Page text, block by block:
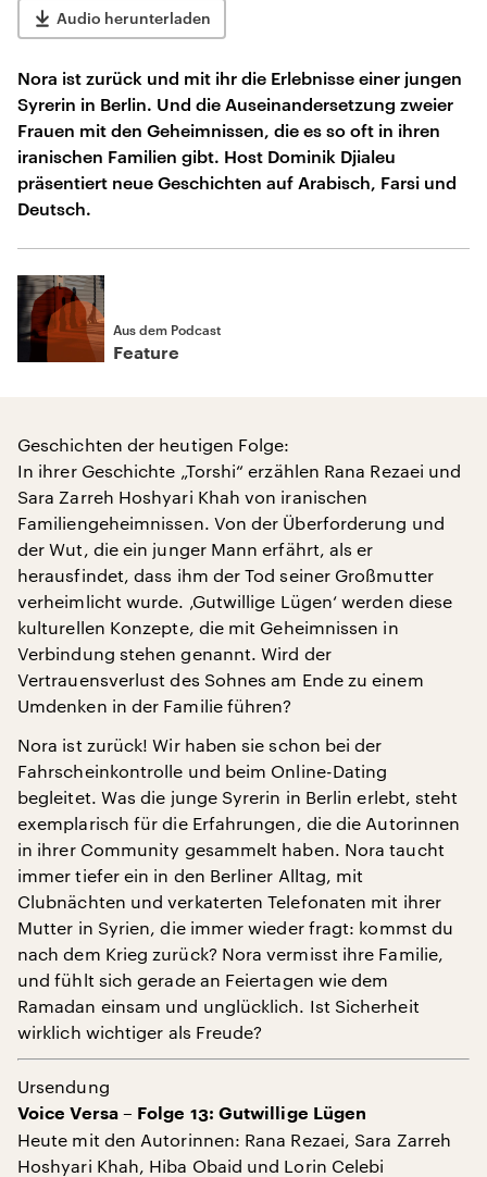
Audio herunterladen
Nora ist zurück und mit ihr die Erlebnisse einer jungen
Syrerin in Berlin. Und die Auseinandersetzung zweier
Frauen mit den Geheimnissen, die es so oft in ihren
iranischen Familien gibt. Host Dominik Djialeu
präsentiert neue Geschichten auf Arabisch, Farsi und
Deutsch.
Aus dem Podcast
Feature
Geschichten der heutigen Folge:
In ihrer Geschichte „Torshi“ erzählen Rana Rezaei und
Sara Zarreh Hoshyari Khah von iranischen
Familiengeheimnissen. Von der Überforderung und
der Wut, die ein junger Mann erfährt, als er
herausfindet, dass ihm der Tod seiner Großmutter
verheimlicht wurde. ‚Gutwillige Lügen‘ werden diese
kulturellen Konzepte, die mit Geheimnissen in
Verbindung stehen genannt. Wird der
Vertrauensverlust des Sohnes am Ende zu einem
Umdenken in der Familie führen?
Nora ist zurück! Wir haben sie schon bei der
Fahrscheinkontrolle und beim Online-Dating
begleitet. Was die junge Syrerin in Berlin erlebt, steht
exemplarisch für die Erfahrungen, die die Autorinnen
in ihrer Community gesammelt haben. Nora taucht
immer tiefer ein in den Berliner Alltag, mit
Clubnächten und verkaterten Telefonaten mit ihrer
Mutter in Syrien, die immer wieder fragt: kommst du
nach dem Krieg zurück? Nora vermisst ihre Familie,
und fühlt sich gerade an Feiertagen wie dem
Ramadan einsam und unglücklich. Ist Sicherheit
wirklich wichtiger als Freude?
Ursendung
Voice Versa – Folge 13: Gutwillige Lügen
Heute mit den Autorinnen: Rana Rezaei, Sara Zarreh
Hoshyari Khah, Hiba Obaid und Lorin Celebi